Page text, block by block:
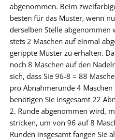
abgenommen. Beim
besten für das Muster, wenn
derselben Stelle abgenommen
stets 2 Maschen auf einmal
gerippte Muster zu erhalten.
noch 8 Maschen auf den
sich, dass Sie 96-8 = 88
pro Abnahmerunde 4
benötigen Sie insgesamt 22
2. Runde abgenommen wird,
stricken, um von 96 auf 8
Runden insgesamt fangen Sie